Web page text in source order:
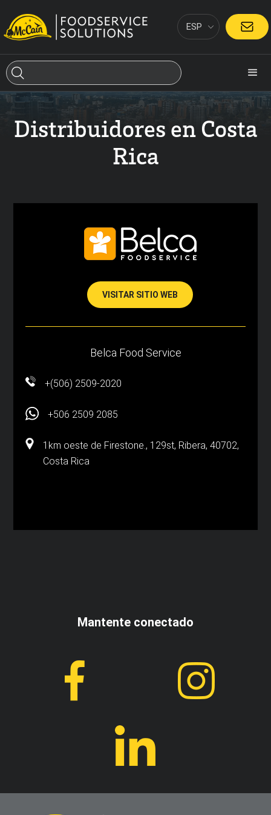
ESP CONTACTO
Distribuidores en Costa
Rica
VISITAR SITIO WEB
Belca Food Service
+(506) 2509-2020
+506 2509 2085
1km oeste de Firestone., 129st, Ribera, 40702,
Costa Rica
Mantente conectado
Acepto los términos y condiciones